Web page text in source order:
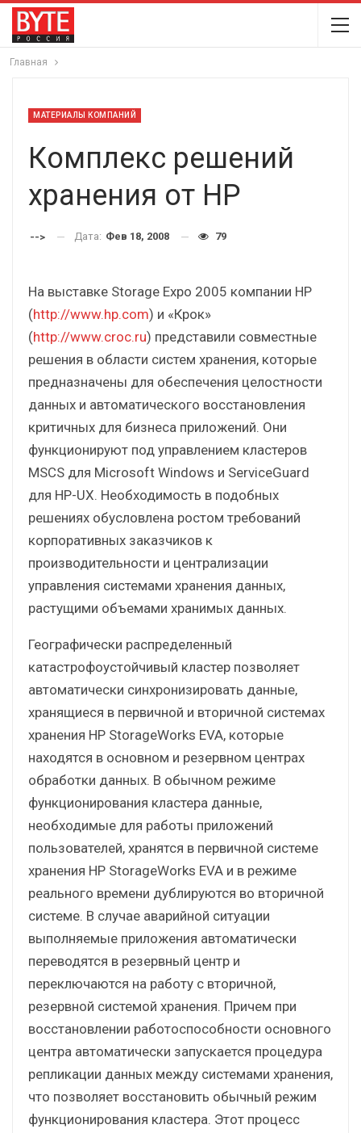
Главная
МАТЕРИАЛЫ КОМПАНИЙ
Комплекс решений
хранения от HP
--> Дата: Фев 18, 2008 79
На выставке Storage Expo 2005 компании HP
(http://www.hp.com) и «Крок»
(http://www.croc.ru) представили совместные
решения в области систем хранения, которые
предназначены для обеспечения целостности
данных и автоматического восстановления
критичных для бизнеса приложений. Они
функционируют под управлением кластеров
MSCS для Microsoft Windows и ServiceGuard
для HP-UX. Необходимость в подобных
решениях обусловлена ростом требований
корпоративных заказчиков к
производительности и централизации
управления системами хранения данных,
растущими объемами хранимых данных.
Географически распределенный
катастрофоустойчивый кластер позволяет
автоматически синхронизировать данные,
хранящиеся в первичной и вторичной системах
хранения HP StorageWorks EVA, которые
находятся в основном и резервном центрах
обработки данных. В обычном режиме
функционирования кластера данные,
необходимые для работы приложений
пользователей, хранятся в первичной системе
хранения HP StorageWorks EVA и в режиме
реального времени дублируются во вторичной
системе. В случае аварийной ситуации
выполняемые приложения автоматически
переводятся в резервный центр и
переключаются на работу с вторичной,
резервной системой хранения. Причем при
восстановлении работоспособности основного
центра автоматически запускается процедура
репликации данных между системами хранения,
что позволяет восстановить обычный режим
функционирования кластера. Этот процесс